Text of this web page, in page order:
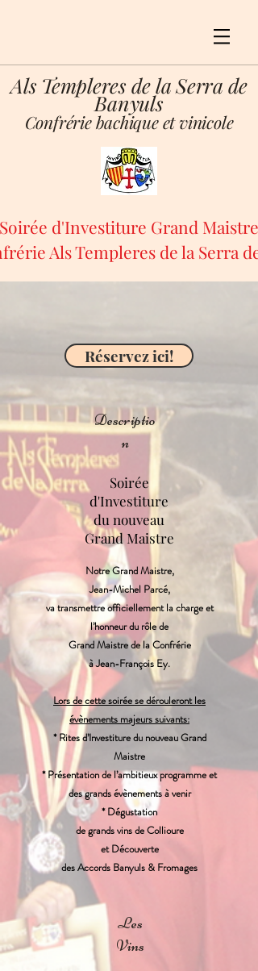
Als Templeres de la Serra de
Banyuls
Confrérie bachique et vinicole
Soirée d'Investiture Grand Maistre
Als Templeres de la Serra de
Réservez ici!
Descriptio
n
Soirée
d'Investiture
du nouveau
Grand Maistre
Notre Grand Maistre,
Jean-Michel Parcé,
va transmettre officiellement la charge et
l’honneur du rôle de
Grand Maistre de la Confrérie
à Jean-François Ey.
Lors de cette soirée se dérouleront les
évènements majeurs suivants:
* Rites d’Investiture du nouveau Grand
Maistre
* Présentation de l’ambitieux programme et
des grands évènements à venir
* Dégustation
de grands vins de Collioure
et Découverte
des Accords Banyuls & Fromages
Les
Vins